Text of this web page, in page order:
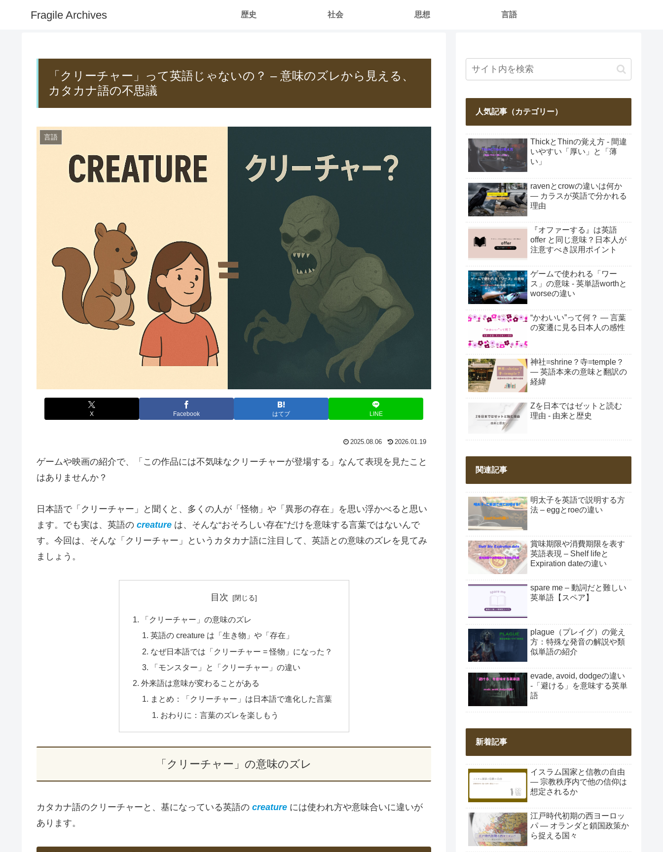
Fragile Archives 歴史 社会 思想 言語
「クリーチャー」って英語じゃないの？ – 意味のズレから見える、
カタカナ語の不思議
言語
X Facebook はてブ LINE
2025.08.06 2026.01.19
ゲームや映画の紹介で、「この作品には不気味なクリーチャーが登場する」なんて表現を見たこと
はありませんか？
日本語で「クリーチャー」と聞くと、多くの人が「怪物」や「異形の存在」を思い浮かべると思い
ます。でも実は、英語の creature は、そんな“おそろしい存在”だけを意味する言葉ではないんで
す。今回は、そんな「クリーチャー」というカタカナ語に注目して、英語との意味のズレを見てみ
ましょう。
目次
「クリーチャー」の意味のズレ
英語の creature は「生き物」や「存在」
なぜ日本語では「クリーチャー = 怪物」になった？
「モンスター」と「クリーチャー」の違い
外来語は意味が変わることがある
まとめ：「クリーチャー」は日本語で進化した言葉
おわりに：言葉のズレを楽しもう
「クリーチャー」の意味のズレ
カタカナ語のクリーチャーと、基になっている英語の creature には使われ方や意味合いに違いが
あります。
人気記事（カテゴリー）
ThickとThinの覚え方 - 間違
いやすい「厚い」と「薄
い」
ravenとcrowの違いは何か
― カラスが英語で分かれる
理由
『オファーする』は英語
offer と同じ意味？日本人が
注意すべき誤用ポイント
ゲームで使われる「ワー
ス」の意味 - 英単語worthと
worseの違い
“かわいい”って何？ ― 言葉
の変遷に見る日本人の感性
神社=shrine？寺=temple？
― 英語本来の意味と翻訳の
経緯
Zを日本ではゼットと読む
理由 - 由来と歴史
関連記事
明太子を英語で説明する方
法 – eggとroeの違い
賞味期限や消費期限を表す
英語表現 – Shelf lifeと
Expiration dateの違い
spare me – 動詞だと難しい
英単語【スペア】
plague（プレイグ）の覚え
方：特殊な発音の解説や類
似単語の紹介
evade, avoid, dodgeの違い
-「避ける」を意味する英単
語
新着記事
イスラム国家と信教の自由
― 宗教秩序内で他の信仰は
想定されるか
江戸時代初期の西ヨーロッ
パ ― オランダと鎖国政策か
ら捉える国々